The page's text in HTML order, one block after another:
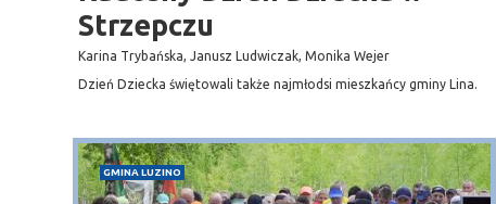
Strzepczu
Karina Trybańska, Janusz Ludwiczak, Monika Wejer
Dzień Dziecka świętowali także najmłodsi mieszkańcy gminy Lina.
GMINA LUZINO